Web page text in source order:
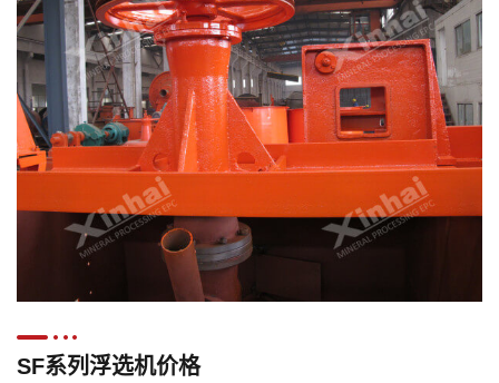
SF系列浮选机价格